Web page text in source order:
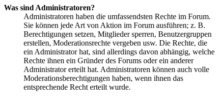
Was sind Administratoren?
Administratoren haben die umfassendsten Rechte im Forum.
Sie können jede Art von Aktion im Forum ausführen; z. B.
Berechtigungen setzen, Mitglieder sperren, Benutzergruppen
erstellen, Moderationsrechte vergeben usw. Die Rechte, die
ein Administrator hat, sind allerdings davon abhängig, welche
Rechte ihnen ein Gründer des Forums oder ein anderer
Administrator erteilt hat. Administratoren können auch volle
Moderationsberechtigungen haben, wenn ihnen das
entsprechende Recht erteilt wurde.